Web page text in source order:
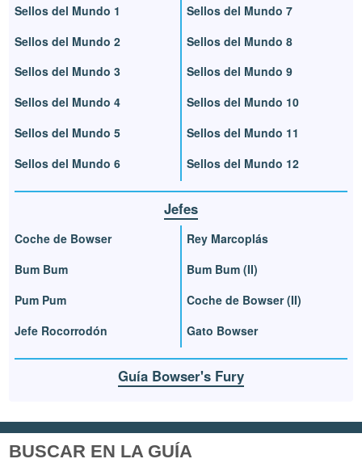
Sellos del Mundo 1
Sellos del Mundo 2
Sellos del Mundo 3
Sellos del Mundo 4
Sellos del Mundo 5
Sellos del Mundo 6
Sellos del Mundo 7
Sellos del Mundo 8
Sellos del Mundo 9
Sellos del Mundo 10
Sellos del Mundo 11
Sellos del Mundo 12
Jefes
Coche de Bowser
Bum Bum
Pum Pum
Jefe Rocorrodón
Rey Marcoplás
Bum Bum (II)
Coche de Bowser (II)
Gato Bowser
Guía Bowser's Fury
BUSCAR EN LA GUÍA